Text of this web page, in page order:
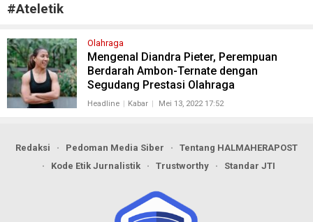
#Ateletik
Olahraga
Mengenal Diandra Pieter, Perempuan
Berdarah Ambon-Ternate dengan
Segudang Prestasi Olahraga
Headline Kabar Mei 13, 2022 17:52
Redaksi Pedoman Media Siber
Tentang HALMAHERAPOST
Kode Etik Jurnalistik
Trustworthy Standar JTI